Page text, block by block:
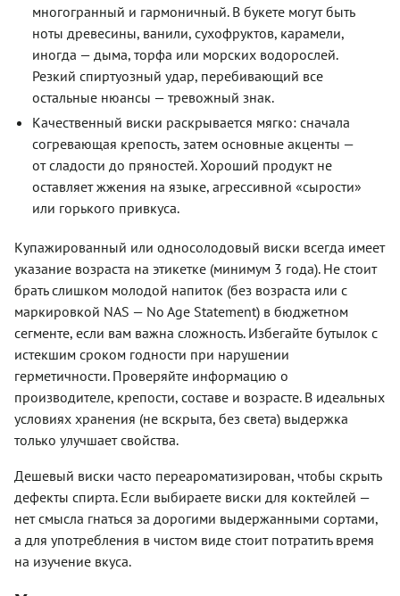
многогранный и гармоничный. В букете могут быть
ноты древесины, ванили, сухофруктов, карамели,
иногда — дыма, торфа или морских водорослей.
Резкий спиртуозный удар, перебивающий все
остальные нюансы — тревожный знак.
Качественный виски раскрывается мягко: сначала
согревающая крепость, затем основные акценты —
от сладости до пряностей. Хороший продукт не
оставляет жжения на языке, агрессивной «сырости»
или горького привкуса.
Купажированный или односолодовый виски всегда имеет
указание возраста на этикетке (минимум 3 года). Не стоит
брать слишком молодой напиток (без возраста или с
маркировкой NAS — No Age Statement) в бюджетном
сегменте, если вам важна сложность. Избегайте бутылок с
истекшим сроком годности при нарушении
герметичности. Проверяйте информацию о
производителе, крепости, составе и возрасте. В идеальных
условиях хранения (не вскрыта, без света) выдержка
только улучшает свойства.
Дешевый виски часто переароматизирован, чтобы скрыть
дефекты спирта. Если выбираете виски для коктейлей —
нет смысла гнаться за дорогими выдержанными сортами,
а для употребления в чистом виде стоит потратить время
на изучение вкуса.